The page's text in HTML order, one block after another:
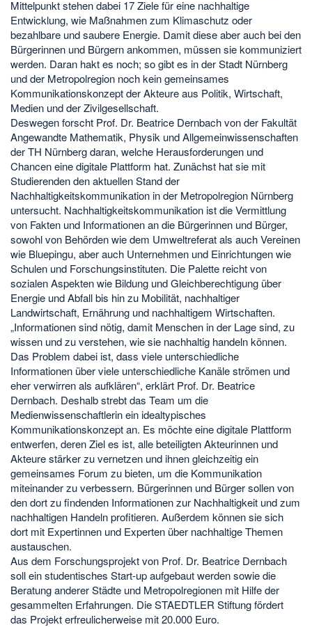
Mittelpunkt stehen dabei 17 Ziele für eine nachhaltige
Entwicklung, wie Maßnahmen zum Klimaschutz oder
bezahlbare und saubere Energie. Damit diese aber auch bei den
Bürgerinnen und Bürgern ankommen, müssen sie kommuniziert
werden. Daran hakt es noch; so gibt es in der Stadt Nürnberg
und der Metropolregion noch kein gemeinsames
Kommunikationskonzept der Akteure aus Politik, Wirtschaft,
Medien und der Zivilgesellschaft.
Deswegen forscht Prof. Dr. Beatrice Dernbach von der Fakultät
Angewandte Mathematik, Physik und Allgemeinwissenschaften
der TH Nürnberg daran, welche Herausforderungen und
Chancen eine digitale Plattform hat. Zunächst hat sie mit
Studierenden den aktuellen Stand der
Nachhaltigkeitskommunikation in der Metropolregion Nürnberg
untersucht. Nachhaltigkeitskommunikation ist die Vermittlung
von Fakten und Informationen an die Bürgerinnen und Bürger,
sowohl von Behörden wie dem Umweltreferat als auch Vereinen
wie Bluepingu, aber auch Unternehmen und Einrichtungen wie
Schulen und Forschungsinstituten. Die Palette reicht von
sozialen Aspekten wie Bildung und Gleichberechtigung über
Energie und Abfall bis hin zu Mobilität, nachhaltiger
Landwirtschaft, Ernährung und nachhaltigem Wirtschaften.
„Informationen sind nötig, damit Menschen in der Lage sind, zu
wissen und zu verstehen, wie sie nachhaltig handeln können.
Das Problem dabei ist, dass viele unterschiedliche
Informationen über viele unterschiedliche Kanäle strömen und
eher verwirren als aufklären“, erklärt Prof. Dr. Beatrice
Dernbach. Deshalb strebt das Team um die
Medienwissenschaftlerin ein idealtypisches
Kommunikationskonzept an. Es möchte eine digitale Plattform
entwerfen, deren Ziel es ist, alle beteiligten Akteurinnen und
Akteure stärker zu vernetzen und ihnen gleichzeitig ein
gemeinsames Forum zu bieten, um die Kommunikation
miteinander zu verbessern. Bürgerinnen und Bürger sollen von
den dort zu findenden Informationen zur Nachhaltigkeit und zum
nachhaltigen Handeln profitieren. Außerdem können sie sich
dort mit Expertinnen und Experten über nachhaltige Themen
austauschen.
Aus dem Forschungsprojekt von Prof. Dr. Beatrice Dernbach
soll ein studentisches Start-up aufgebaut werden sowie die
Beratung anderer Städte und Metropolregionen mit Hilfe der
gesammelten Erfahrungen. Die STAEDTLER Stiftung fördert
das Projekt erfreulicherweise mit 20.000 Euro.